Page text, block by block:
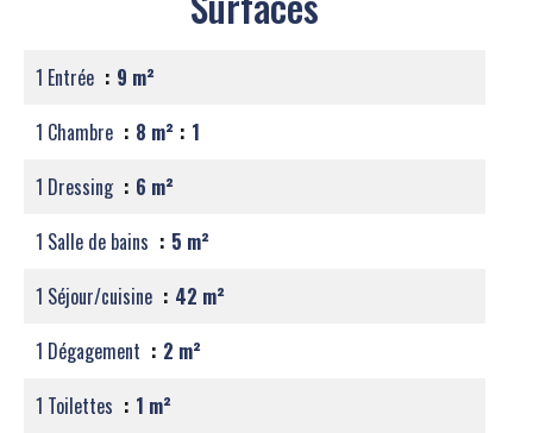
1 Entrée
9 m²
1 Chambre
8 m²
1
1 Dressing
6 m²
1 Salle de bains
5 m²
1 Séjour/cuisine
42 m²
1 Dégagement
2 m²
1 Toilettes
1 m²